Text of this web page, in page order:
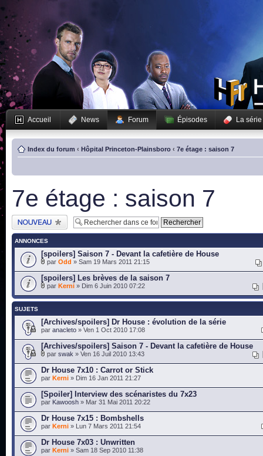
Accueil News Forum Épisodes La série
Index du forum ‹ Hôpital Princeton-Plainsboro ‹ 7e étage : saison 7
7e étage : saison 7
Publier un nouveau
sujet
ANNONCES
[spoilers] Saison 7 - Devant la cafetière de House
par Odd » Sam 19 Mars 2011 21:15
[spoilers] Les brèves de la saison 7
par Kerni » Dim 6 Juin 2010 07:22
SUJETS
[Archives/spoilers] Dr House : évolution de la série
par anacleto » Ven 1 Oct 2010 17:08
[Archives/spoilers] Saison 7 - Devant la cafetière de House
par swak » Ven 16 Juil 2010 13:43
Dr House 7x10 : Carrot or Stick
par Kerni » Dim 16 Jan 2011 21:27
[Spoiler] Interview des scénaristes du 7x23
par Kawoosh » Mar 31 Mai 2011 20:22
Dr House 7x15 : Bombshells
par Kerni » Lun 7 Mars 2011 21:54
Dr House 7x03 : Unwritten
par Kerni » Sam 18 Sep 2010 11:38